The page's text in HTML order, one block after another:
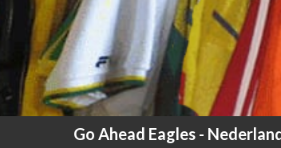
Go Ahead Eagles -